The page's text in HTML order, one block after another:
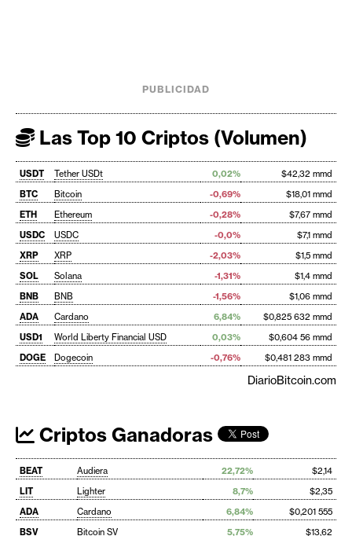
PUBLICIDAD
Las Top 10 Criptos (Volumen)
USDT Tether USDt 0,02%
$42,32 mmd
BTC
Bitcoin -0,69%
$18,01 mmd
ETH
Ethereum -0,28%
$7,67 mmd
USDC
USDC -0,0%
$7,1 mmd
XRP
XRP -2,03%
$1,5 mmd
SOL
Solana -1,31%
$1,4 mmd
BNB
BNB -1,56%
$1,06 mmd
ADA
Cardano 6,84%
$0,825 632 mmd
USD1
World Liberty Financial USD 0,03%
$0,604 56 mmd
DOGE
Dogecoin -0,76% $0,481 283 mmd
DiarioBitcoin.com
Criptos Ganadoras
BEAT Audiera 22,72%
$2,14
LIT
Lighter 8,7%
$2,35
ADA
Cardano 6,84%
$0,201 555
BSV
Bitcoin SV 5,75% $13,62